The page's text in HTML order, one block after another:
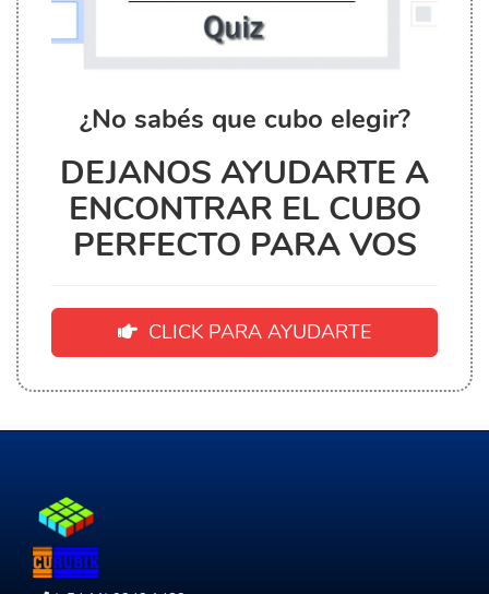
¿No sabés que cubo elegir?
DEJANOS AYUDARTE A
ENCONTRAR EL CUBO
PERFECTO PARA VOS
CLICK PARA AYUDARTE